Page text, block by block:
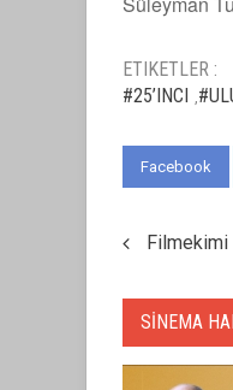
ETIKETLER :
#25’INCI
Facebook
SİNEMA